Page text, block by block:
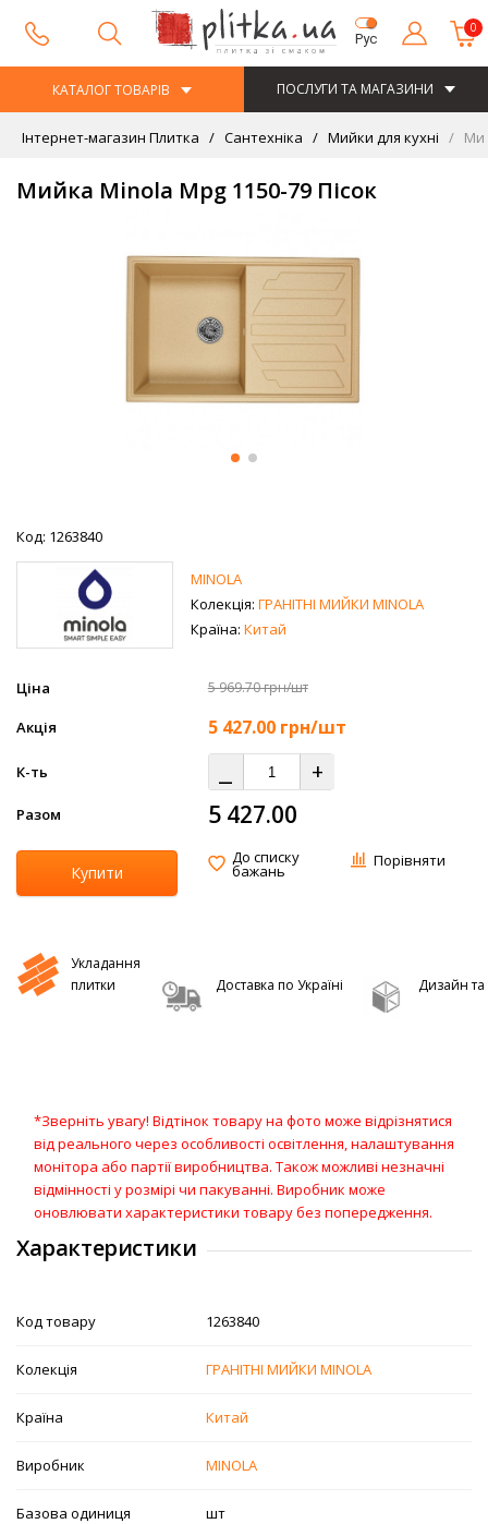
Рус
0
КАТАЛОГ ТОВАРІВ ПОСЛУГИ ТА МАГАЗИНИ
Інтернет-магазин Плитка Сантехніка Мийки для кухні
Мийка Minola Mpg 1150-79 Пісок
Код: 1263840
MINOLA
Колекція: ГРАНІТНІ МИЙКИ MINOLA
Країна: Китай
Ціна 5 969.70 грн/шт
Акція 5 427.00грн/шт
К-ть +
Разом 5 427.00
Купити
До списку
бажань
Порівняти
Укладання
плитки
Доставка по Україні Дизайн та
*Зверніть увагу! Відтінок товару на фото може відрізнятися
від реального через особливості освітлення, налаштування
монітора або партії виробництва. Також можливі незначні
відмінності у розмірі чи пакуванні. Виробник може
оновлювати характеристики товару без попередження.
Характеристики
Код товару 1263840
Колекція ГРАНІТНІ МИЙКИ MINOLA
Країна Китай
Виробник MINOLA
Базова одиниця шт